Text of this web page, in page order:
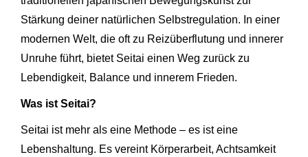
Stärkung deiner natürlichen Selbstregulation. In einer
modernen Welt, die oft zu Reizüberflutung und innerer
Unruhe führt, bietet Seitai einen Weg zurück zu
Lebendigkeit, Balance und innerem Frieden.
Was ist Seitai?
Seitai ist mehr als eine Methode – es ist eine
Lebenshaltung. Es vereint Körperarbeit, Achtsamkeit